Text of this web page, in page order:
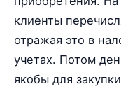
клиенты
отражая это в
учетах. Потом
якобы для